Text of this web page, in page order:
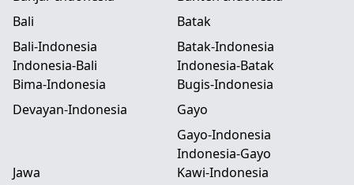
Bali
Bali-Indonesia
Indonesia-Bali
Batak
Batak-Indonesia
Indonesia-Batak
Bima-Indonesia
Bugis-Indonesia
Devayan-Indonesia
Gayo
Gayo-Indonesia
Indonesia-Gayo
Jawa
Kawi-Indonesia